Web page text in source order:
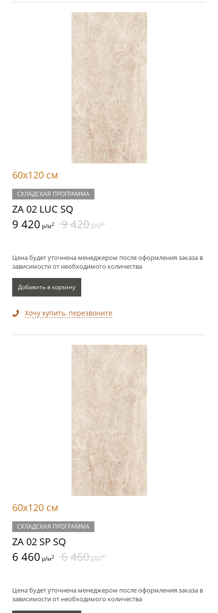
60x120 см
СКЛАДСКАЯ ПРОГРАММА
ZA 02 LUC SQ
9 420 р/м2 9 420р/м2
Цена будет уточнена менеджером после оформления заказа в
зависимости от необходимого количества
Добавить в корзину
Хочу купить, перезвоните
60x120 см
СКЛАДСКАЯ ПРОГРАММА
ZA 02 SP SQ
6 460 р/м2 6 460р/м2
Цена будет уточнена менеджером после оформления заказа в
зависимости от необходимого количества